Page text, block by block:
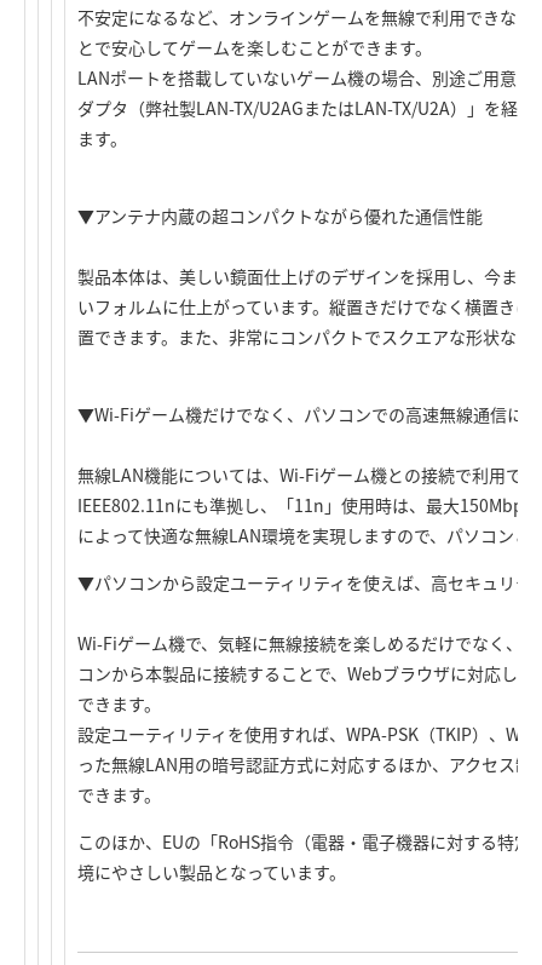
不安定になるなど、オンラインゲームを無線で利用できな
とで安心してゲームを楽しむことができます。
LANポートを搭載していないゲーム機の場合、別途ご用意
ダプタ（弊社製LAN-TX/U2AGまたはLAN-TX/U2A）」を経
ます。
▼アンテナ内蔵の超コンパクトながら優れた通信性能
製品本体は、美しい鏡面仕上げのデザインを採用し、今ま
いフォルムに仕上がっています。縦置きだけでなく横置き
置できます。また、非常にコンパクトでスクエアな形状なの
▼Wi-Fiゲーム機だけでなく、パソコンでの高速無線通信に
無線LAN機能については、Wi-Fiゲーム機との接続で利用で
IEEE802.11nにも準拠し、「11n」使用時は、最大
によって快適な無線LAN環境を実現しますので、パソコンと
▼パソコンから設定ユーティリティを使えば、高セキュリテ
Wi-Fiゲーム機で、気軽に無線接続を楽しめるだけでなく、
コンから本製品に接続することで、Webブラウザに対応し
できます。
設定ユーティリティを使用すれば、WPA-PSK（TKIP）、
った無線LAN用の暗号認証方式に対応するほか、アクセス
できます。
このほか、EUの「RoHS指令（電器・電子機器に対する特
境にやさしい製品となっています。